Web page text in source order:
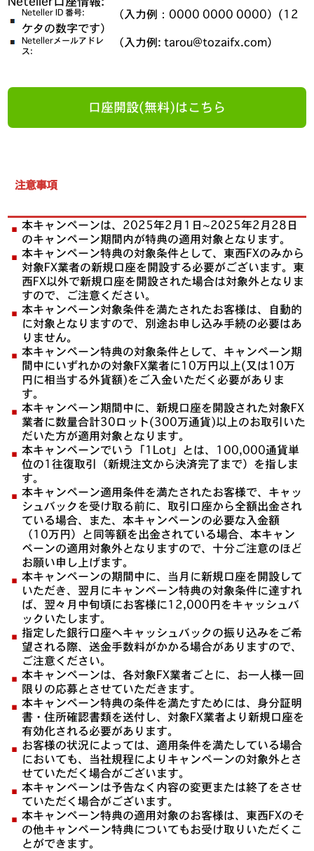
Neteller ID 番号:
（入力例：0000 0000 0000）(12
ケタの数字です）
Netellerメールアドレ
ス:
（入力例: tarou@tozaifx.com）
口座開設(無料)はこちら
注意事項
本キャンペーンは、2025年2月1日~2025年2月28日
のキャンペーン期間内が特典の適用対象となります。
本キャンペーン特典の対象条件として、東西FXのみから
対象FX業者の新規口座を開設する必要がございます。東
西FX以外で新規口座を開設された場合は対象外となりま
すので、ご注意ください。
本キャンペーン対象条件を満たされたお客様は、自動的
に対象となりますので、別途お申し込み手続の必要はあ
りません。
本キャンペーン特典の対象条件として、キャンペーン期
間中にいずれかの対象FX業者に10万円以上(又は10万
円に相当する外貨額)をご入金いただく必要がありま
す。
本キャンペーン期間中に、新規口座を開設された対象FX
業者に数量合計30ロット(300万通貨)以上のお取引いた
だいた方が適用対象となります。
本キャンペーンでいう「1Lot」とは、100,000通貨単
位の1往復取引（新規注文から決済完了まで）を指しま
す。
本キャンペーン適用条件を満たされたお客様で、キャッ
シュバックを受け取る前に、取引口座から全額出金され
ている場合、また、本キャンペーンの必要な入金額
（10万円）と同等額を出金されている場合、本キャン
ペーンの適用対象外となりますので、十分ご注意のほど
お願い申し上げます。
本キャンペーンの期間中に、当月に新規口座を開設して
いただき、翌月にキャンペーン特典の対象条件に達すれ
ば、翌々月中旬頃にお客様に12,000円をキャッシュバ
ックいたします。
指定した銀行口座へキャッシュバックの振り込みをご希
望される際、送金手数料がかかる場合がありますので、
ご注意ください。
本キャンペーンは、各対象FX業者ごとに、お一人様一回
限りの応募とさせていただきます。
本キャンペーン特典の条件を満たすためには、身分証明
書・住所確認書類を送付し、対象FX業者より新規口座を
有効化される必要があります。
お客様の状況によっては、適用条件を満たしている場合
においても、当社規程によりキャンペーンの対象外とさ
せていただく場合がございます。
本キャンペーンは予告なく内容の変更または終了をさせ
ていただく場合がございます。
本キャンペーン特典の適用対象のお客様は、東西FXのそ
の他キャンペーン特典についてもお受け取りいただくこ
とができます。